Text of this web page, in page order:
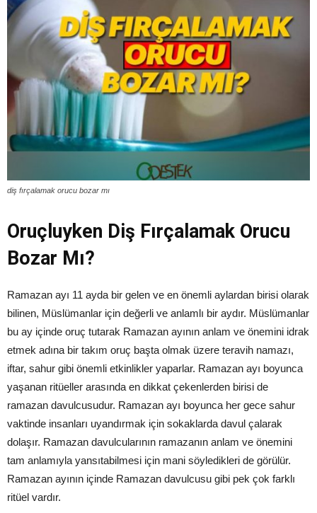
diş fırçalamak orucu bozar mı
Oruçluyken Diş Fırçalamak Orucu
Bozar Mı?
Ramazan ayı 11 ayda bir gelen ve en önemli aylardan birisi olarak
bilinen, Müslümanlar için değerli ve anlamlı bir aydır. Müslümanlar
bu ay içinde oruç tutarak Ramazan ayının anlam ve önemini idrak
etmek adına bir takım oruç başta olmak üzere teravih namazı,
iftar, sahur gibi önemli etkinlikler yaparlar. Ramazan ayı boyunca
yaşanan ritüeller arasında en dikkat çekenlerden birisi de
ramazan davulcusudur. Ramazan ayı boyunca her gece sahur
vaktinde insanları uyandırmak için sokaklarda davul çalarak
dolaşır. Ramazan davulcularının ramazanın anlam ve önemini
tam anlamıyla yansıtabilmesi için mani söyledikleri de görülür.
Ramazan ayının içinde Ramazan davulcusu gibi pek çok farklı
ritüel vardır.